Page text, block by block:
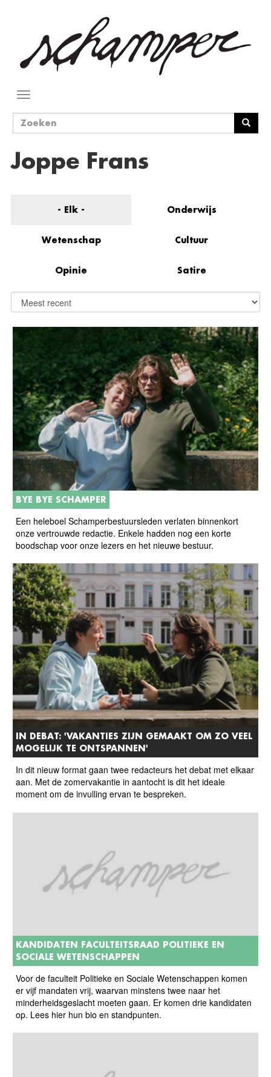
inhoud
Navigatie
Zoekveld
Joppe Frans
- Elk - Onderwijs
Wetenschap Cultuur
Opinie Satire
BYE BYE SCHAMPER
Een heleboel Schamperbestuursleden verlaten binnenkort
onze vertrouwde redactie. Enkele hadden nog een korte
boodschap voor onze lezers en het nieuwe bestuur.
IN DEBAT: 'VAKANTIES ZIJN GEMAAKT OM ZO VEEL
MOGELIJK TE ONTSPANNEN'
In dit nieuw format gaan twee redacteurs het debat met elkaar
aan. Met de zomervakantie in aantocht is dit het ideale
moment om de invulling ervan te bespreken.
KANDIDATEN FACULTEITSRAAD POLITIEKE EN
SOCIALE WETENSCHAPPEN
Voor de faculteit Politieke en Sociale Wetenschappen komen
er vijf mandaten vrij, waarvan minstens twee naar het
minderheidsgeslacht moeten gaan. Er komen drie kandidaten
op. Lees hier hun bio en standpunten.